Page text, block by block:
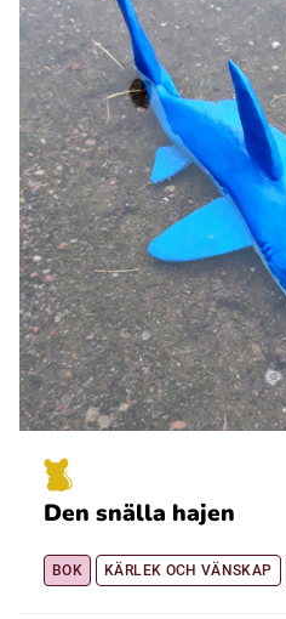
Den snälla hajen
BOK KÄRLEK OCH VÄNSKAP